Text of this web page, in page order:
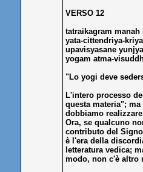
VERSO 12
tatraikagram manah
yata-cittendriya-
upavisyasane
yogam atma-
"Lo yogi deve
L'intero processo
questa materia";
dobbiamo
Ora, se qualcuno
contributo del
è l'era della
letteratura vedica;
modo, non c'è altro